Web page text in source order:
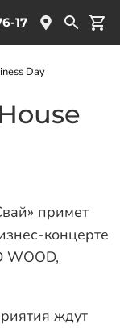
17
Day
примет
концерте
WOOD,
ждут